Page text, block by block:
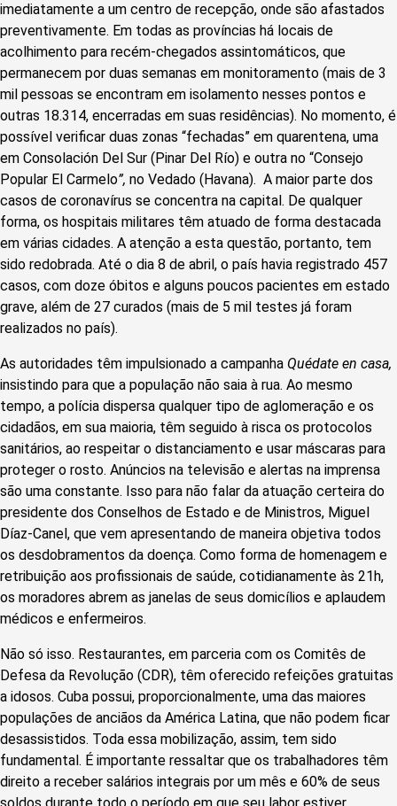
imediatamente a um centro de recepção, onde são afastados
preventivamente. Em todas as províncias há locais de
acolhimento para recém-chegados assintomáticos, que
permanecem por duas semanas em monitoramento (mais de 3
mil pessoas se encontram em isolamento nesses pontos e
outras 18.314, encerradas em suas residências). No momento, é
possível verificar duas zonas “fechadas” em quarentena, uma
em Consolación Del Sur (Pinar Del Río) e outra no “Consejo
Popular El Carmelo”, no Vedado (Havana). A maior parte dos
casos de coronavírus se concentra na capital. De qualquer
forma, os hospitais militares têm atuado de forma destacada
em várias cidades. A atenção a esta questão, portanto, tem
sido redobrada. Até o dia 8 de abril, o país havia registrado 457
casos, com doze óbitos e alguns poucos pacientes em estado
grave, além de 27 curados (mais de 5 mil testes já foram
realizados no país).
As autoridades têm impulsionado a campanha Quédate en casa,
insistindo para que a população não saia à rua. Ao mesmo
tempo, a polícia dispersa qualquer tipo de aglomeração e os
cidadãos, em sua maioria, têm seguido à risca os protocolos
sanitários, ao respeitar o distanciamento e usar máscaras para
proteger o rosto. Anúncios na televisão e alertas na imprensa
são uma constante. Isso para não falar da atuação certeira do
presidente dos Conselhos de Estado e de Ministros, Miguel
Díaz-Canel, que vem apresentando de maneira objetiva todos
os desdobramentos da doença. Como forma de homenagem e
retribuição aos profissionais de saúde, cotidianamente às 21h,
os moradores abrem as janelas de seus domicílios e aplaudem
médicos e enfermeiros.
Não só isso. Restaurantes, em parceria com os Comitês de
Defesa da Revolução (CDR), têm oferecido refeições gratuitas
a idosos. Cuba possui, proporcionalmente, uma das maiores
populações de anciãos da América Latina, que não podem ficar
desassistidos. Toda essa mobilização, assim, tem sido
fundamental. É importante ressaltar que os trabalhadores têm
direito a receber salários integrais por um mês e 60% de seus